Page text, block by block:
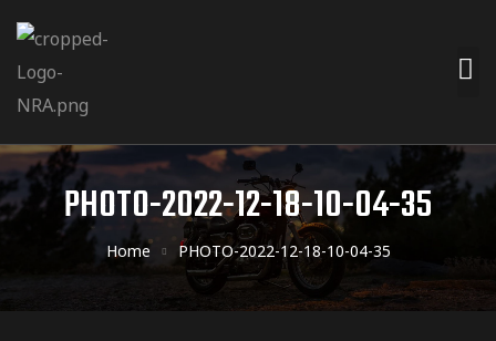
PHOTO-2022-12-18-10-04-35
Home PHOTO-2022-12-18-10-04-35